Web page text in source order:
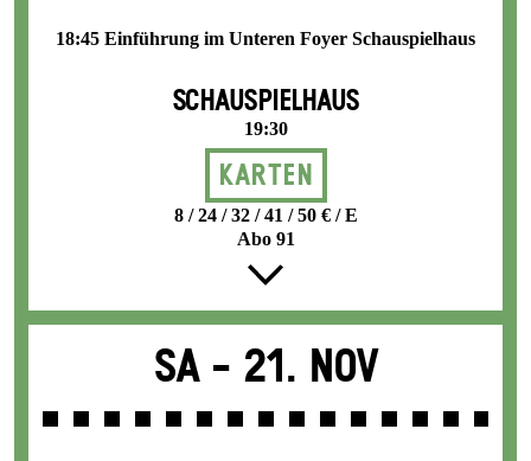
18:45 Einführung im Unteren Foyer Schauspielhaus
SCHAUSPIELHAUS
19:30
Karten
8 / 24 / 32 / 41 / 50 € / E
Abo 91
Sa - 21. Nov